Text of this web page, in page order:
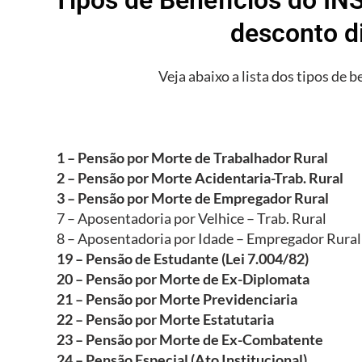
desconto
Veja abaixo a lista dos tipos de
1 – Pensão por Morte de Trabalhador Rural
2 – Pensão por Morte Acidentaria-Trab. Rural
3 – Pensão por Morte de Empregador Rural
7 – Aposentadoria por Velhice – Trab. Rural
8 – Aposentadoria por Idade – Empregador Rural
19 – Pensão de Estudante (Lei 7.004/82)
20 – Pensão por Morte de Ex-Diplomata
21 – Pensão por Morte Previdenciaria
22 – Pensão por Morte Estatutaria
23 – Pensão por Morte de Ex-Combatente